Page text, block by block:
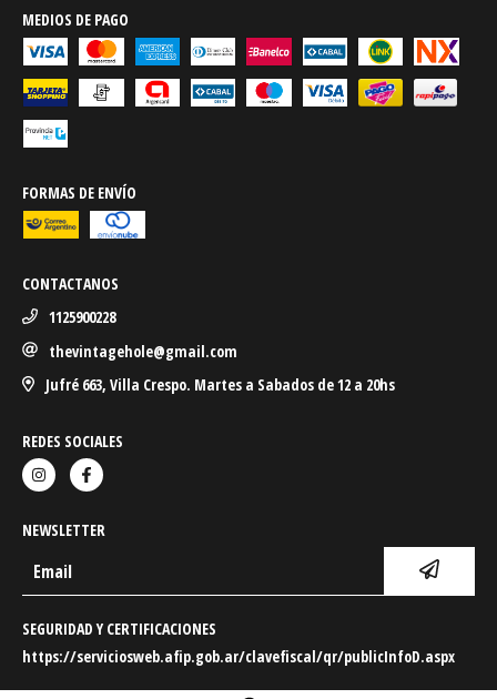
MEDIOS DE PAGO
FORMAS DE ENVÍO
CONTACTANOS
1125900228
thevintagehole@gmail.com
Jufré 663, Villa Crespo. Martes a Sabados de 12 a 20hs
REDES SOCIALES
NEWSLETTER
SEGURIDAD Y CERTIFICACIONES
https://serviciosweb.afip.gob.ar/clavefiscal/qr/publicInfoD.aspx